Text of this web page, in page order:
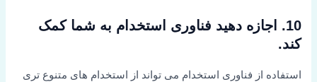
10. اجازه دهید فناوری استخدام به شما کمک
کند.
استفاده از فناوری استخدام می تواند از استخدام های متنوع تری